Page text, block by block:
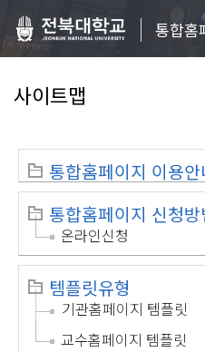
통합홈
사이트맵
통합홈페이지 이용안
통합홈페이지 신청방
온라인신청
템플릿유형
기관홈페이지 템플릿
교수홈페이지 템플릿